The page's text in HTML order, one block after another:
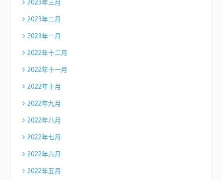
2023年三月
2023年二月
2023年一月
2022年十二月
2022年十一月
2022年十月
2022年九月
2022年八月
2022年七月
2022年六月
2022年五月